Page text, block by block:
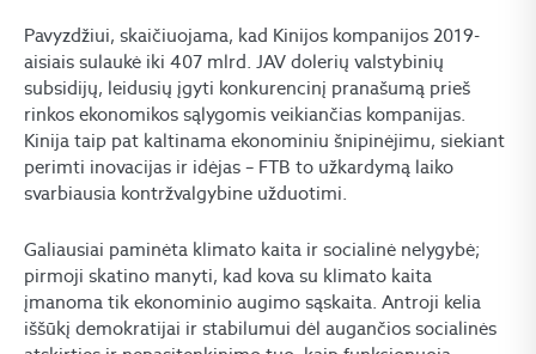
Pavyzdžiui, skaičiuojama, kad Kinijos kompanijos 2019-
aisiais sulaukė iki 407 mlrd. JAV dolerių valstybinių
subsidijų, leidusių įgyti konkurencinį pranašumą prieš
rinkos ekonomikos sąlygomis veikiančias kompanijas.
Kinija taip pat kaltinama ekonominiu šnipinėjimu, siekiant
perimti inovacijas ir idėjas – FTB to užkardymą laiko
svarbiausia kontržvalgybine užduotimi.
Galiausiai paminėta klimato kaita ir socialinė nelygybė;
pirmoji skatino manyti, kad kova su klimato kaita
įmanoma tik ekonominio augimo sąskaita. Antroji kelia
iššūkį demokratijai ir stabilumui dėl augančios socialinės